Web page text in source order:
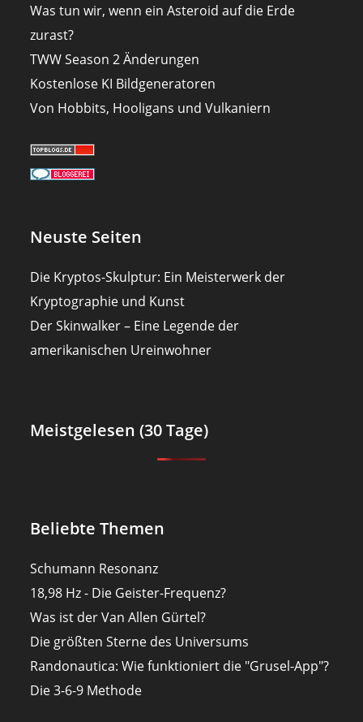
Was tun wir, wenn ein Asteroid auf die Erde
zurast?
TWW Season 2 Änderungen
Kostenlose KI Bildgeneratoren
Von Hobbits, Hooligans und Vulkaniern
Neuste Seiten
Die Kryptos-Skulptur: Ein Meisterwerk der
Kryptographie und Kunst
Der Skinwalker – Eine Legende der
amerikanischen Ureinwohner
Meistgelesen (30 Tage)
Beliebte Themen
Schumann Resonanz
18,98 Hz - Die Geister-Frequenz?
Was ist der Van Allen Gürtel?
Die größten Sterne des Universums
Randonautica: Wie funktioniert die "Grusel-App"?
Die 3-6-9 Methode